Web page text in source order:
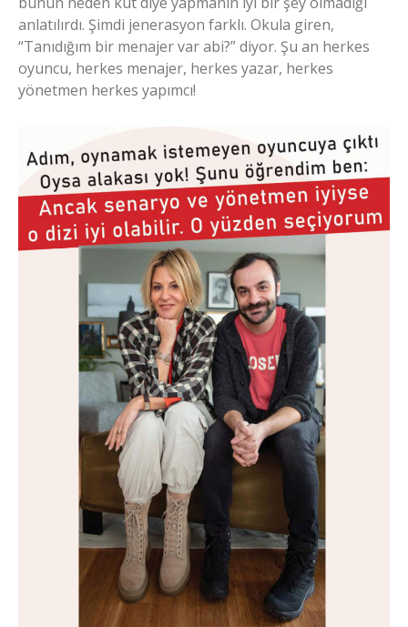
anlatılırdı. Şimdi jenerasyon farklı. Okula giren,
“Tanıdığım bir menajer var abi?” diyor. Şu an herkes
oyuncu, herkes menajer, herkes yazar, herkes
yönetmen herkes yapımcı!